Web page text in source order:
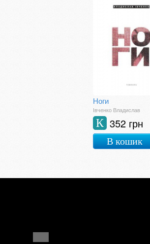
Ноги
Івченко Владислав
352 грн
К
В кошик